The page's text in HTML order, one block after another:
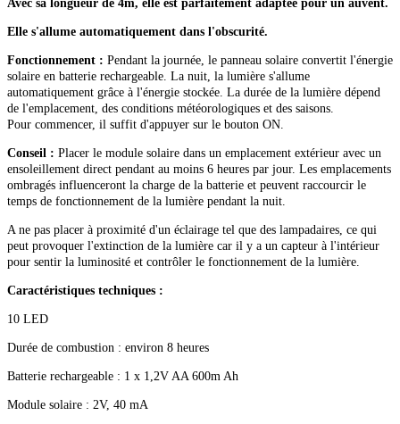
Avec sa longueur de 4m, elle est parfaitement adaptée pour un auvent.
Elle s'allume automatiquement dans l'obscurité.
Fonctionnement : Pendant la journée, le panneau solaire convertit l'énergie
solaire en batterie rechargeable. La nuit, la lumière s'allume
automatiquement grâce à l'énergie stockée. La durée de la lumière dépend
de l'emplacement, des conditions météorologiques et des saisons.
Pour commencer, il suffit d'appuyer sur le bouton ON.
Conseil : Placer le module solaire dans un emplacement extérieur avec un
ensoleillement direct pendant au moins 6 heures par jour. Les emplacements
ombragés influenceront la charge de la batterie et peuvent raccourcir le
temps de fonctionnement de la lumière pendant la nuit.
A ne pas placer à proximité d'un éclairage tel que des lampadaires, ce qui
peut provoquer l'extinction de la lumière car il y a un capteur à l'intérieur
pour sentir la luminosité et contrôler le fonctionnement de la lumière.
Caractéristiques techniques :
10 LED
Durée de combustion : environ 8 heures
Batterie rechargeable : 1 x 1,2V AA 600m Ah
Module solaire : 2V, 40 mA